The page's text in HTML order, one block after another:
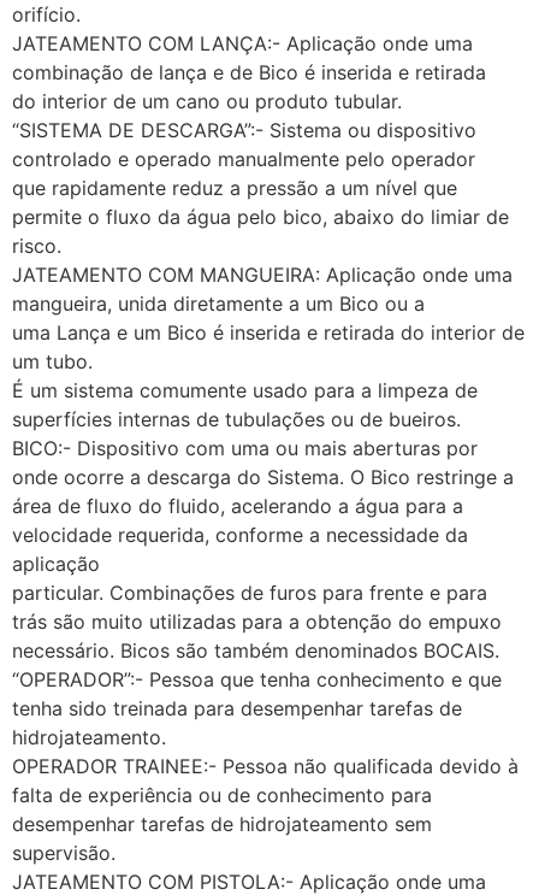
orifício.
JATEAMENTO COM LANÇA:- Aplicação onde uma
combinação de lança e de Bico é inserida e retirada
do interior de um cano ou produto tubular.
“SISTEMA DE DESCARGA”:- Sistema ou dispositivo
controlado e operado manualmente pelo operador
que rapidamente reduz a pressão a um nível que
permite o fluxo da água pelo bico, abaixo do limiar de
risco.
JATEAMENTO COM MANGUEIRA: Aplicação onde uma
mangueira, unida diretamente a um Bico ou a
uma Lança e um Bico é inserida e retirada do interior de
um tubo.
É um sistema comumente usado para a limpeza de
superfícies internas de tubulações ou de bueiros.
BICO:- Dispositivo com uma ou mais aberturas por
onde ocorre a descarga do Sistema. O Bico restringe a
área de fluxo do fluido, acelerando a água para a
velocidade requerida, conforme a necessidade da
aplicação
particular. Combinações de furos para frente e para
trás são muito utilizadas para a obtenção do empuxo
necessário. Bicos são também denominados BOCAIS.
“OPERADOR”:- Pessoa que tenha conhecimento e que
tenha sido treinada para desempenhar tarefas de
hidrojateamento.
OPERADOR TRAINEE:- Pessoa não qualificada devido à
falta de experiência ou de conhecimento para
desempenhar tarefas de hidrojateamento sem
supervisão.
JATEAMENTO COM PISTOLA:- Aplicação onde uma